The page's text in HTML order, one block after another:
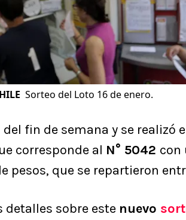
Sorteo del Loto 16 de enero.
fin de semana y se realizó
corresponde al N° 5042 con
pesos, que se repartieron
detalles sobre este nuevo